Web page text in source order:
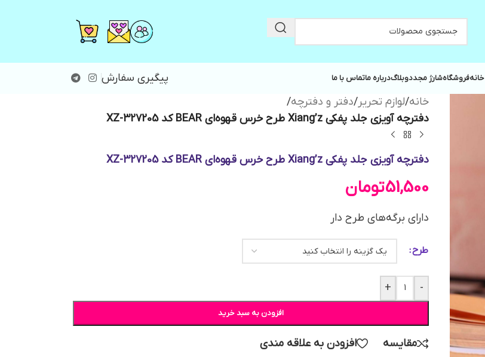
خانهفروشگاهشارژ مجددوبلاگدرباره ماتماس با ما پیگیری سفارش
خانه/لوازم تحریر/دفتر و دفترچه/
دفترچه آویزی جلد پفکی Xiang’z طرح خرس قهوه‌ای BEAR کد XZ-327205
دفترچه آویزی جلد پفکی Xiang’z طرح خرس قهوه‌ای BEAR کد XZ-327205
51,500تومان
دارای برگه‌های طرح دار
طرح
-
+
افزودن به سبد خرید
مقایسه
افزودن به علاقه مندی